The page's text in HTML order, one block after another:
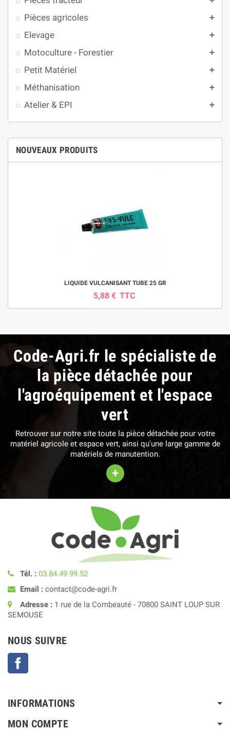
Pièces agricoles add
Elevage add
Motoculture - Forestier add
Petit Matériel add
Méthanisation add
Atelier & EPI add
NOUVEAUX PRODUITS
LIQUIDE VULCANISANT TUBE 25 GR
5,88 € TTC
Code-Agri.fr le spécialiste de
la pièce détachée pour
l'agroéquipement et l'espace
vert
Retrouver sur notre site toute la pièce détachée pour votre
matériel agricole et espace vert, ainsi qu'une large gamme de
matériels de manutention.
+
Tél. : 03.84.49.99.52
Email : contact@code-agri.fr
Adresse : 1 rue de la Combeauté - 70800 SAINT LOUP SUR
SEMOUSE
NOUS SUIVRE
INFORMATIONS
MON COMPTE